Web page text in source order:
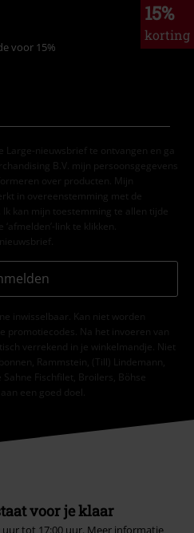
15%
korting
voor 15%
nieuwsbrief te ontvangen en ga
B.V. mijn persoonsgegevens
over producten. Mijn
in overeenstemming met de
. Ik kan mijn toestemming te allen tijde
link te klikken.
inwisselbaar. Kan niet worden
promotiecodes. Na het invoeren van
verrekend in je winkelmandje. Niet
Rammstein, (Till) Lindemann,
Sahne Fischfilet, Broilers, Böhse
een goed doel.
voor je klaar
uur tot 17:00 uur. Meer informatie